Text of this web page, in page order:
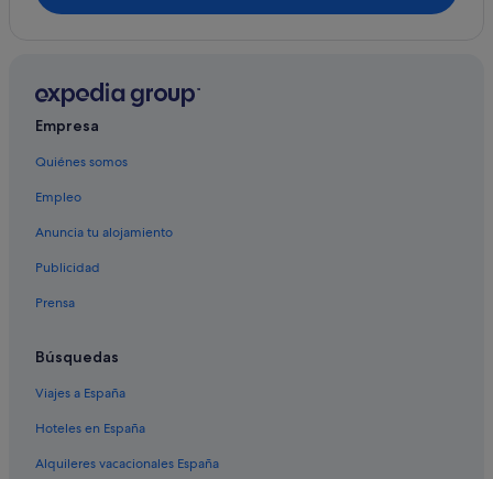
Pensiones en Sant Antoni de Calonge
Casas de campo en Palamós
Aqua Hotels en Palamós
Albergues en Sant Antoni de Calonge
Hoteles con bodega en Palamós
Silken hoteles en Palamós
Hoteles que aceptan mascotas en Sant Antoni de
Hoteles que aceptan mascotas en Palamós
Empresa
Quiénes somos
Empleo
Anuncia tu alojamiento
Publicidad
Prensa
Búsquedas
Viajes a España
Hoteles en España
Alquileres vacacionales España